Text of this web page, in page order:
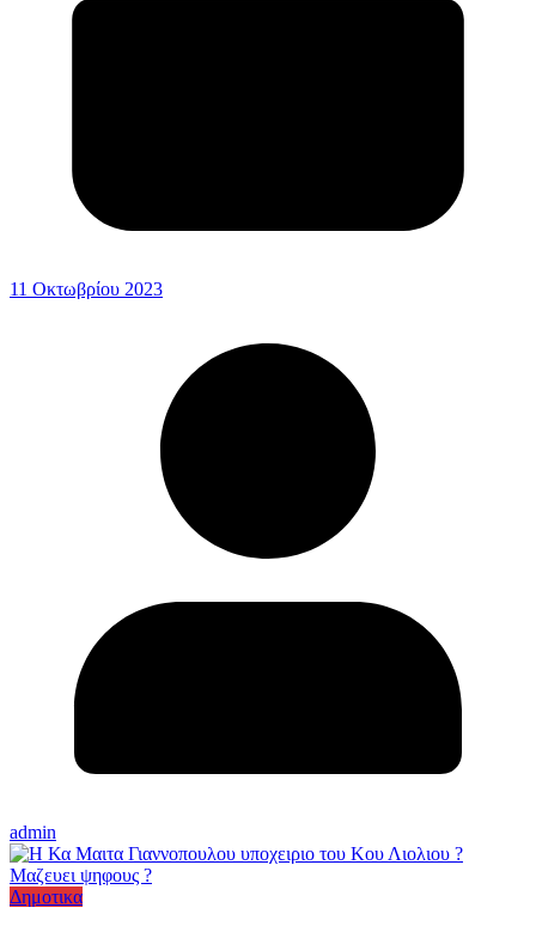
11 Οκτωβρίου 2023
admin
Δημοτικα